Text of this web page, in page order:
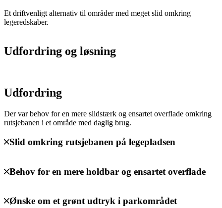
Et driftvenligt alternativ til områder med meget slid omkring
legeredskaber.
Udfordring og løsning
Udfordring
Der var behov for en mere slidstærk og ensartet overflade omkring
rutsjebanen i et område med daglig brug.
Slid omkring rutsjebanen på legepladsen
Behov for en mere holdbar og ensartet overflade
Ønske om et grønt udtryk i parkområdet